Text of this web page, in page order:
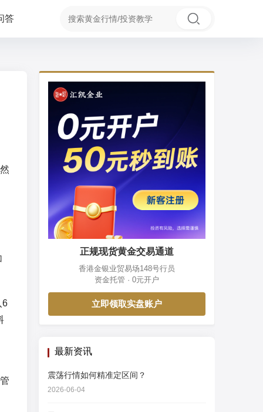
答
6
正规现货黄金交易通道
香港金银业贸易场148号行员
资金托管 · 0元开户
立即领取实盘账户
最新资讯
震荡行情如何精准定区间？
2026-06-04